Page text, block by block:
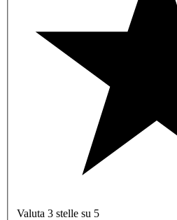
Valuta 3 stelle su 5